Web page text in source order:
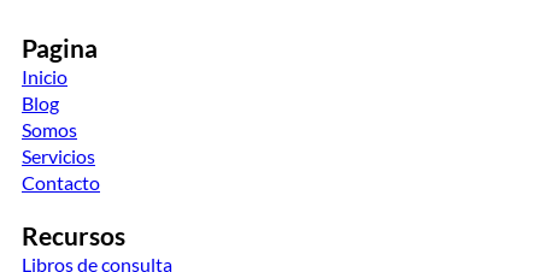
Pagina
Inicio
Blog
Somos
Servicios
Contacto
Recursos
Libros de consulta